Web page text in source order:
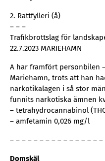
2. Rattfylleri (å)
– – –
Trafikbrottslag för
22.7.2023 MARIEHAMN
A har framfört personbilen
Mariehamn, trots att han
narkotikalagen i så stor
funnits narkotiska ämnen
– tetrahydrocannabinol
– amfetamin 0,026 mg/l
– – – – – – – – – – – – – – –
Domskäl